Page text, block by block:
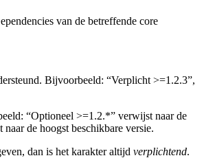
van de betreffende core
Bijvoorbeeld: “Verplicht >=1.2.3”,
“Optioneel >=1.2.*” verwijst naar de
de hoogst beschikbare versie.
dan is het karakter altijd verplichtend.